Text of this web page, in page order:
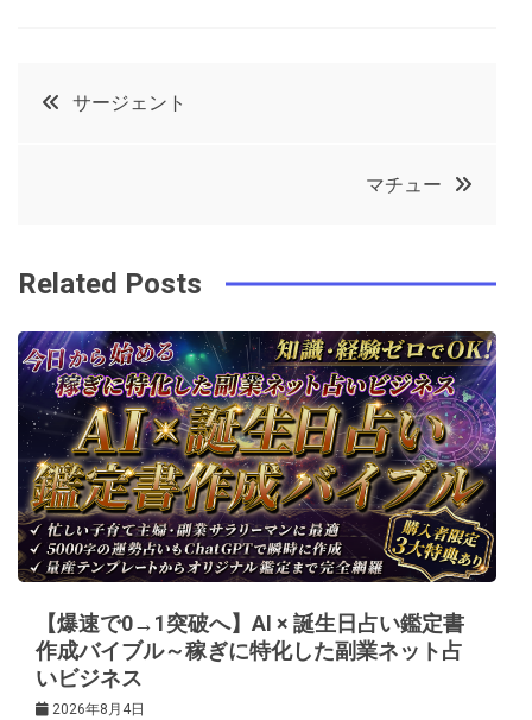
k
e
t
投
ビ
ゲ
ー
シ
ョ
ン
サージェント
マチュー
Related Posts
【爆速で0→1突破へ】AI × 誕生日占い鑑定書
作成バイブル～稼ぎに特化した副業ネット占
いビジネス
2026年8月4日